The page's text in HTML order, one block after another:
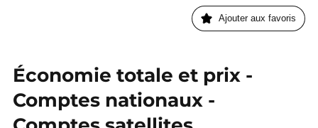
Ajouter aux favoris
Économie totale et prix -
Comptes nationaux -